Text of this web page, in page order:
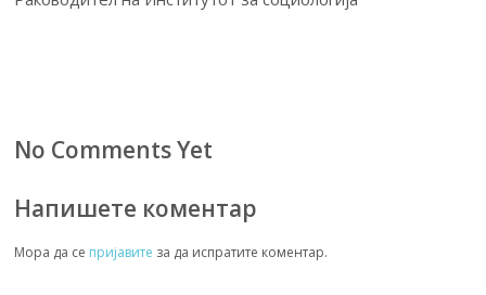
No Comments Yet
Напишете коментар
Мора да се пријавите за да испратите коментар.